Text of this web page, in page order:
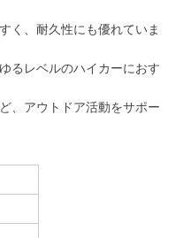
く、耐久性にも優れていま
るレベルのハイカーにおす
、アウトドア活動をサポー